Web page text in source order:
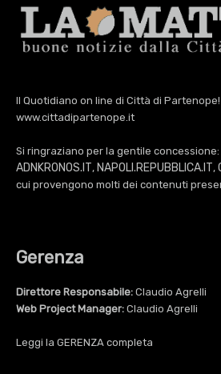
Il Quotidiano on line di Città di Partenope!
www.cittadipartenope.it
Si ringraziano per la gentile concessione:
ADNKRONOS.IT, NAPOLI.REPUBBLICA.IT,
cui provengono molti dei contenuti
Gerenza
Direttore Responsabile: Claudio Agrelli
Web Project Manager: Claudio Agrelli
Leggi la GERENZA completa